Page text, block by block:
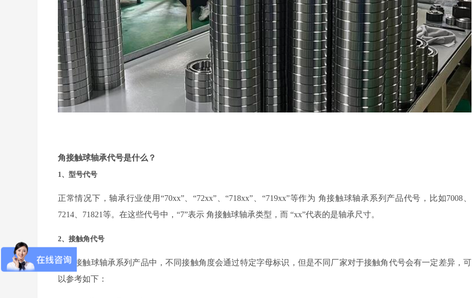
角接触球轴承代号是什么？
1、型号代号
正常情况下，轴承行业使用“70xx”、“72xx”、“718xx” “719xx”等作为 角接触球轴承系列产品代号，比如7008、
7214
71821等。在这些代号中，“7”表示 角接触球轴承类型，而 “xx”代表的是轴承尺寸。
2、接触角代号
在角接触球轴承系列产品中，不同接触角度会通过特定字母标识，但是不同厂家对于接触角代号会有一定差异，可
以参考如下：